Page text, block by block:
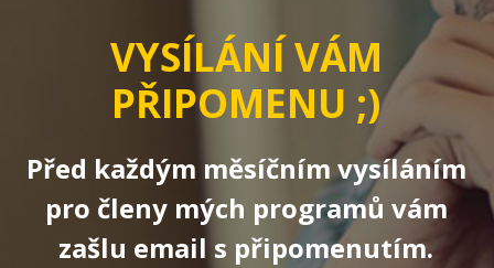
VYSÍLÁNÍ VÁM
PŘIPOMENU ;)
Před každým měsíčním vysíláním
pro členy mých programů vám
zašlu email s připomenutím.